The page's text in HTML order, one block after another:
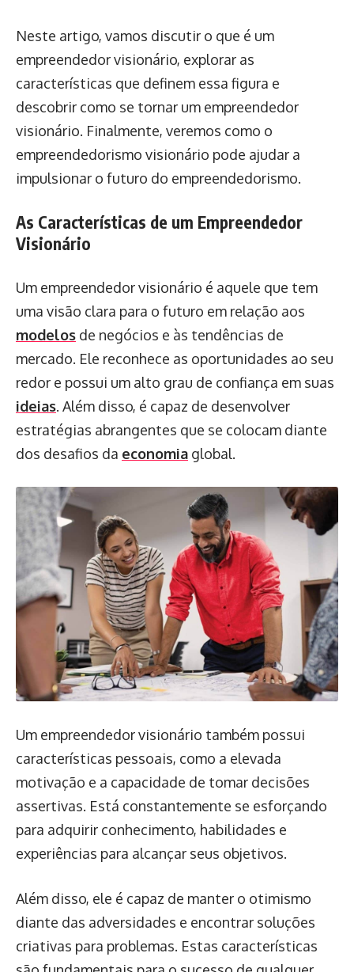
Neste artigo, vamos discutir o que é um
empreendedor visionário, explorar as
características que definem essa figura e
descobrir como se tornar um empreendedor
visionário. Finalmente, veremos como o
empreendedorismo visionário pode ajudar a
impulsionar o futuro do empreendedorismo.
As Características de um Empreendedor
Visionário
Um empreendedor visionário é aquele que tem
uma visão clara para o futuro em relação aos
modelos de negócios e às tendências de
mercado. Ele reconhece as oportunidades ao seu
redor e possui um alto grau de confiança em suas
ideias. Além disso, é capaz de desenvolver
estratégias abrangentes que se colocam diante
dos desafios da economia global.
Um empreendedor visionário também possui
características pessoais, como a elevada
motivação e a capacidade de tomar decisões
assertivas. Está constantemente se esforçando
para adquirir conhecimento, habilidades e
experiências para alcançar seus objetivos.
Além disso, ele é capaz de manter o otimismo
diante das adversidades e encontrar soluções
criativas para problemas. Estas características